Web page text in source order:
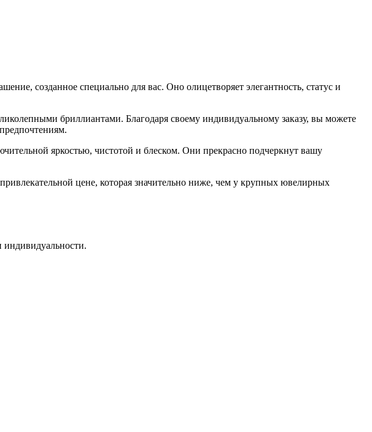
созданное специально для вас. Оно олицетворяет элегантность, статус и
бриллиантами. Благодаря своему индивидуальному заказу, вы можете
яркостью, чистотой и блеском. Они прекрасно подчеркнут вашу
цене, которая значительно ниже, чем у крупных ювелирных